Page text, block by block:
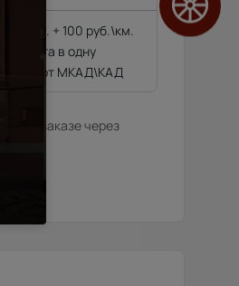
500 руб. + 100 руб.\км.
расчёта в одну
от МКАД\КАД
при заказе через